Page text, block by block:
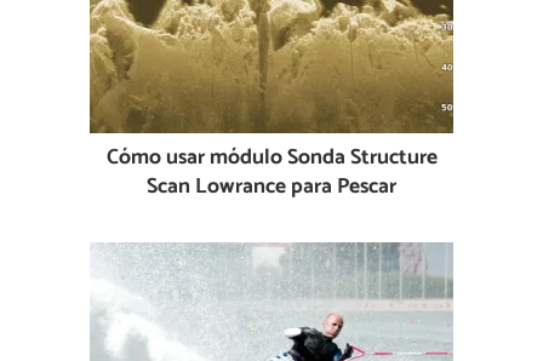
Cómo usar módulo Sonda Structure
Scan Lowrance para Pescar